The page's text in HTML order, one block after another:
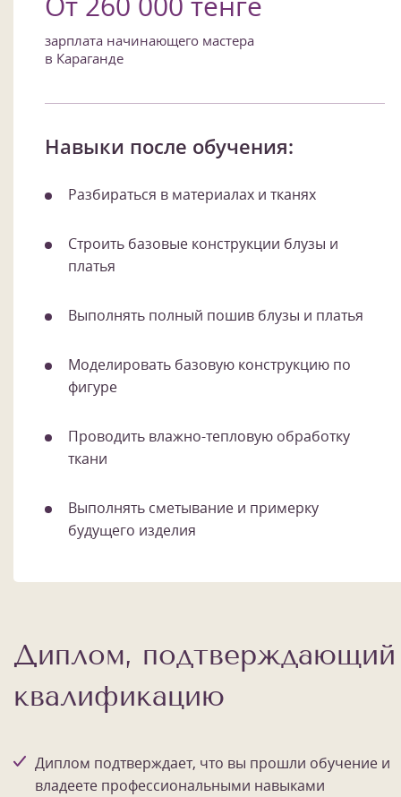
зарплата начинающего мастера
в Караганде
Навыки после обучения:
Разбираться в материалах и тканях
Строить базовые конструкции блузы и
платья
Выполнять полный пошив блузы и платья
Моделировать базовую конструкцию по
фигуре
Проводить влажно-тепловую обработку
ткани
Выполнять сметывание и примерку
будущего изделия
Диплом, подтверждающий
квалификацию
Диплом подтверждает, что вы прошли обучение и
владеете профессиональными навыками